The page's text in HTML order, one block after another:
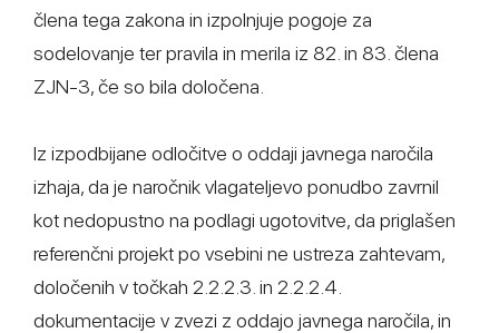
člena tega zakona in izpolnjuje pogoje za
sodelovanje ter pravila in merila iz 82. in 83. člena
ZJN-3, če so bila določena.
Iz izpodbijane odločitve o oddaji javnega naročila
izhaja, da je naročnik vlagateljevo ponudbo zavrnil
kot nedopustno na podlagi ugotovitve, da priglašen
referenčni projekt po vsebini ne ustreza zahtevam,
določenih v točkah 2.2.2.3. in 2.2.2.4.
dokumentacije v zvezi z oddajo javnega naročila, in